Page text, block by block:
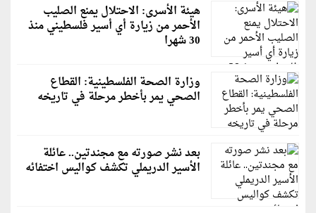
هيئة الأسرى: الاحتلال يمنع الصليب
الأحمر من زيارة أي أسير فلسطيني منذ
30 شهرا
وزارة الصحة الفلسطينية: القطاع
الصحي يمر بأخطر مرحلة في تاريخه
بعد نشر صورته مع مجندتين.. عائلة
الأسير الدريملي تكشف كواليس اختفائه